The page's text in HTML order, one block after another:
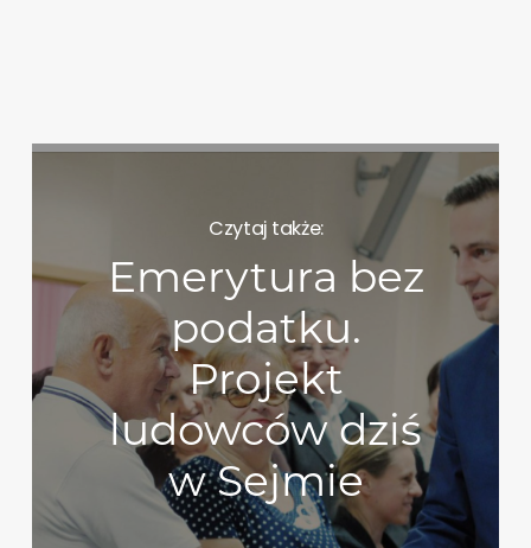
Czytaj także:
Emerytura bez
podatku.
Projekt
ludowców dziś
w Sejmie